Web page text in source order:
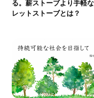
る。薪ストーブより手軽
レットストーブとは？